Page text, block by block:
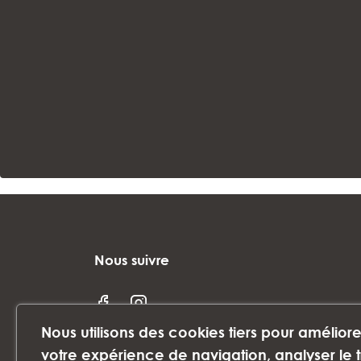
Nous suivre
Nous utilisons des cookies tiers pour
votre expérience de navigation, analyser le